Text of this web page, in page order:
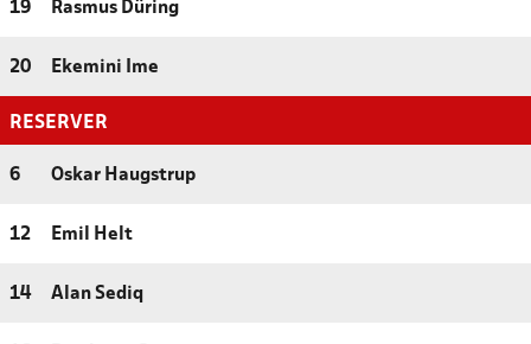
19 Rasmus Düring
20 Ekemini Ime
RESERVER
6 Oskar Haugstrup
12 Emil Helt
14 Alan Sediq